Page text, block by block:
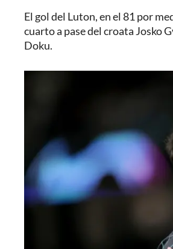
El gol del Luton, en el 81 por
cuarto a pase del croata Josko
Doku.